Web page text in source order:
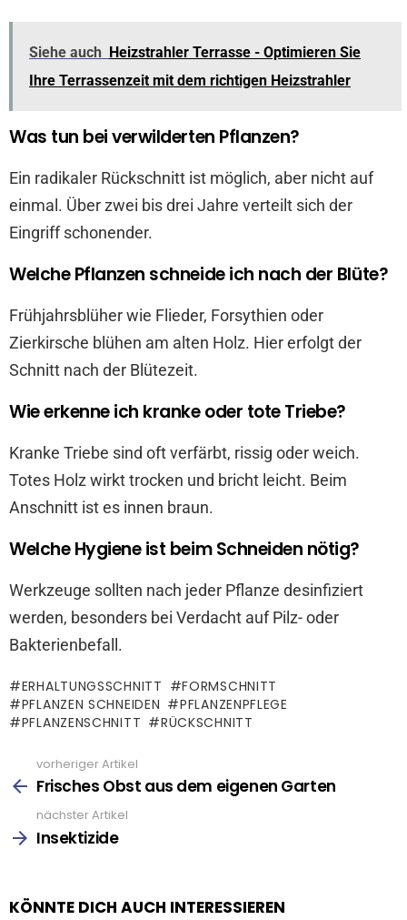
Siehe auch Heizstrahler Terrasse - Optimieren Sie
Ihre Terrassenzeit mit dem richtigen Heizstrahler
Was tun bei verwilderten Pflanzen?
Ein radikaler Rückschnitt ist möglich, aber nicht auf
einmal. Über zwei bis drei Jahre verteilt sich der
Eingriff schonender.
Welche Pflanzen schneide ich nach der Blüte?
Frühjahrsblüher wie Flieder, Forsythien oder
Zierkirsche blühen am alten Holz. Hier erfolgt der
Schnitt nach der Blütezeit.
Wie erkenne ich kranke oder tote Triebe?
Kranke Triebe sind oft verfärbt, rissig oder weich.
Totes Holz wirkt trocken und bricht leicht. Beim
Anschnitt ist es innen braun.
Welche Hygiene ist beim Schneiden nötig?
Werkzeuge sollten nach jeder Pflanze desinfiziert
werden, besonders bei Verdacht auf Pilz- oder
Bakterienbefall.
ERHALTUNGSSCHNITT
FORMSCHNITT
PFLANZEN SCHNEIDEN
PFLANZENPFLEGE
PFLANZENSCHNITT
RÜCKSCHNITT
more
vorheriger Artikel
Frisches Obst aus dem eigenen Garten
nächster Artikel
Insektizide
KÖNNTE DICH AUCH INTERESSIEREN